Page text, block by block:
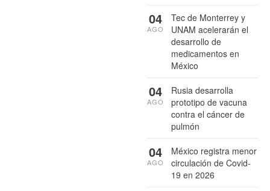
Tec de Monterrey y
UNAM acelerarán el
desarrollo de
medicamentos en
México
04
AGO
Rusia desarrolla
prototipo de vacuna
contra el cáncer de
pulmón
04
AGO
México registra menor
circulación de Covid-
19 en 2026
04
AGO